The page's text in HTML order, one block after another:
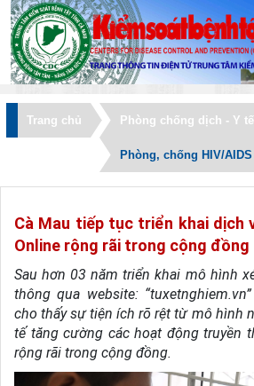
Trang chủ Phòng chống dịch - Y
Phòng, chống HIV/AIDS
Cà Mau tiếp tục triển khai dịch
Online rộng rãi trong cộng đồng
Sau hơn 03 năm triển khai mô hình
thông qua website:
cho thấy sự tiện ích rõ rệt từ mô hình
tế tăng cường các hoạt động truyền
rộng rãi trong cộng đồng.